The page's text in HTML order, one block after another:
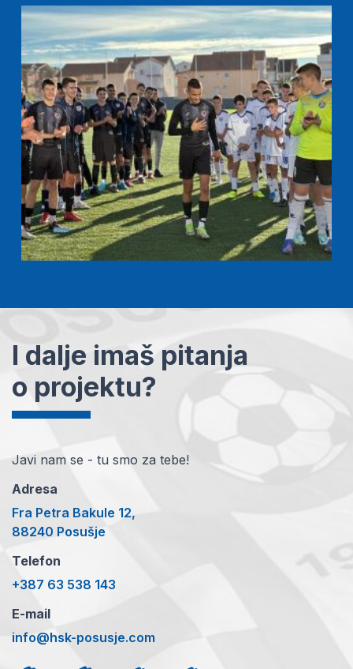
I dalje imaš pitanja
o projektu?
Javi nam se - tu smo za tebe!
Adresa
Fra Petra Bakule 12,
88240 Posušje
Telefon
+387 63 538 143
E-mail
info@hsk-posusje.com